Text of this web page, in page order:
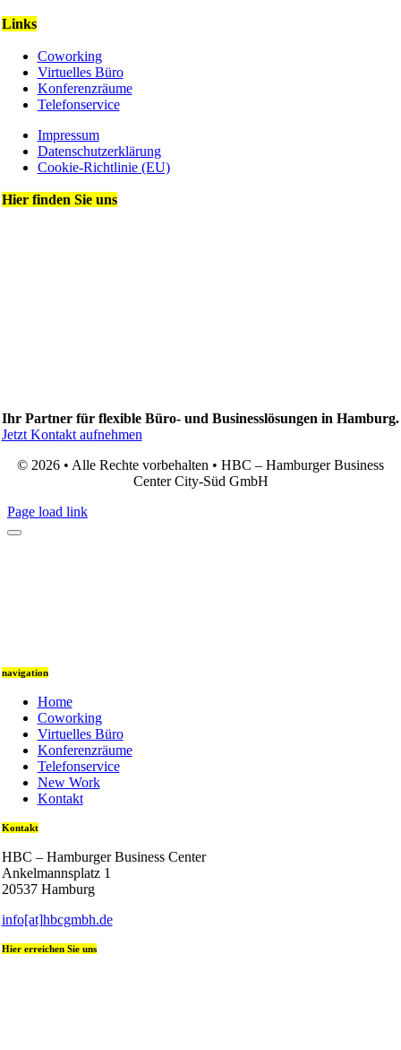
Links
Coworking
Virtuelles Büro
Konferenzräume
Telefonservice
Impressum
Datenschutz­erklärung
Cookie-Richtlinie (EU)
Hier finden Sie uns
Ihr Partner für flexible Büro- und Businesslösungen in Hamburg.
Jetzt Kontakt aufnehmen
© 2026 • Alle Rechte vorbehalten • HBC – Hamburger Business
Center City-Süd GmbH
Page load link
navigation
Home
Coworking
Virtuelles Büro
Konferenzräume
Telefonservice
New Work
Kontakt
Kontakt
HBC – Hamburger Business Center
Ankelmannsplatz 1
20537 Hamburg
info[at]hbcgmbh.de
Hier erreichen Sie uns